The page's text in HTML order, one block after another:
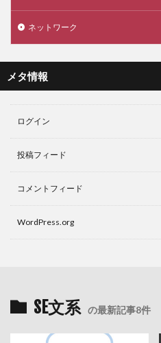
ネットワーク
メタ情報
ログイン
投稿フィード
コメントフィード
WordPress.org
SE文系 の最新記事8件